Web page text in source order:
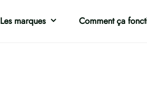
Les marques Comment ça